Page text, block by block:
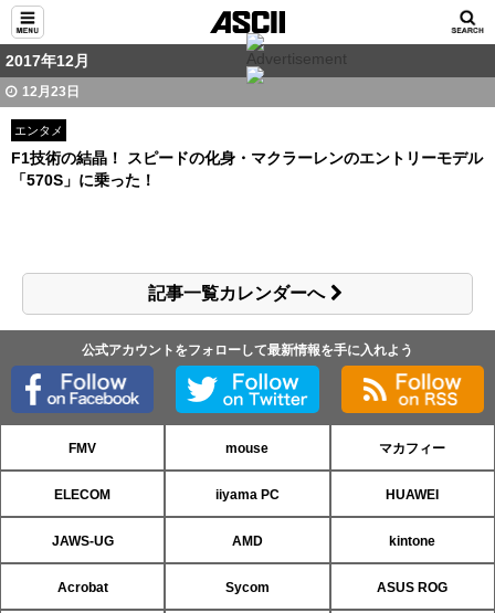
2017年12月
12月23日
エンタメ
F1技術の結晶！ スピードの化身・マクラーレンのエントリーモデル
「570S」に乗った！
記事一覧カレンダーへ
公式アカウントをフォローして最新情報を手に入れよう
FMV mouse マカフィー
ELECOM iiyama PC HUAWEI
JAWS-UG AMD kintone
Acrobat Sycom ASUS ROG